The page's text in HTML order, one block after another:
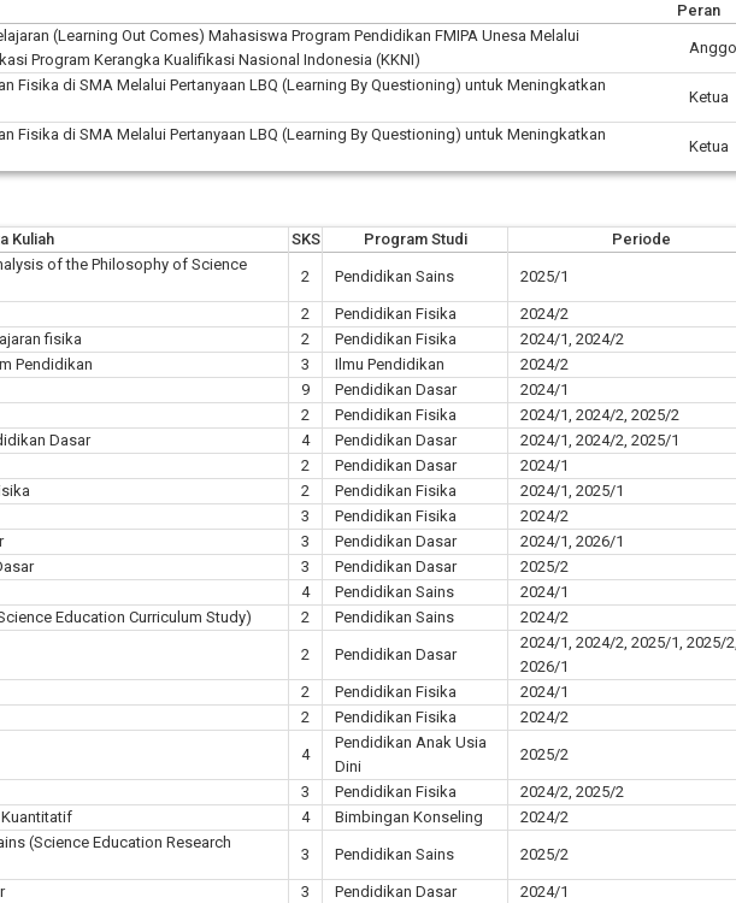
Peran
(Learning Out Comes) Mahasiswa Program Pendidikan FMIPA Unesa Melalui
Program Kerangka Kualifikasi Nasional Indonesia (KKNI)
Fisika di SMA Melalui Pertanyaan LBQ (Learning By Questioning) untuk Meningkatkan
Ketua
Fisika di SMA Melalui Pertanyaan LBQ (Learning By Questioning) untuk Meningkatkan
Ketua
Kuliah SKS Program Studi
Periode
of the Philosophy of Science
2 Pendidikan Sains 2025/1
2 Pendidikan Fisika
2024/2
fisika
2 Pendidikan Fisika
2024/1, 2024/2
Pendidikan
3 Ilmu Pendidikan
2024/2
9 Pendidikan Dasar
2024/1
2 Pendidikan Fisika
2024/1, 2024/2, 2025/2
Dasar
4 Pendidikan Dasar
2024/1, 2024/2, 2025/1
2 Pendidikan Dasar
2024/1
2 Pendidikan Fisika
2024/1, 2025/1
3 Pendidikan Fisika
2024/2
3 Pendidikan Dasar
2024/1, 2026/1
3 Pendidikan Dasar
2025/2
4 Pendidikan Sains
2024/1
Education Curriculum Study)
2 Pendidikan Sains 2024/2
2 Pendidikan Dasar
2024/1, 2024/2, 2025/1, 2025/2,
2026/1
2 Pendidikan Fisika
2024/1
2 Pendidikan Fisika 2024/2
4
Pendidikan Anak Usia
Dini
2025/2
3 Pendidikan Fisika
2024/2, 2025/2
4 Bimbingan Konseling
2024/2
(Science Education Research
3 Pendidikan Sains 2025/2
3 Pendidikan Dasar 2024/1